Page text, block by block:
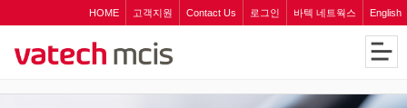
HOME 고객지원 Contact Us 로그인 바텍 네트웍스 English